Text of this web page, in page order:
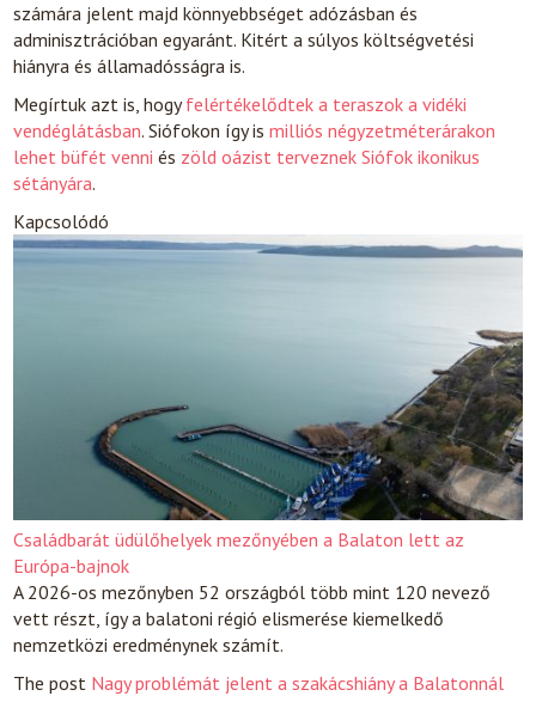
számára jelent majd könnyebbséget adózásban és
adminisztrációban egyaránt. Kitért a súlyos költségvetési
hiányra és államadósságra is.
Megírtuk azt is, hogyfelértékelődtek a teraszok a vidéki
vendéglátásban. Siófokon így ismilliós négyzetméterárakon
lehet büfét venni és zöld oázist terveznek Siófok ikonikus
sétányára.
Kapcsolódó
Családbarát üdülőhelyek mezőnyében a Balaton lett az
Európa-bajnok
A 2026-os mezőnyben 52 országból több mint 120 nevező
vett részt, így a balatoni régió elismerése kiemelkedő
nemzetközi eredménynek számít.
The post Nagy problémát jelent a szakácshiány a Balatonnál